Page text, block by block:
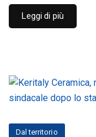
Leggi di più
Dal territorio